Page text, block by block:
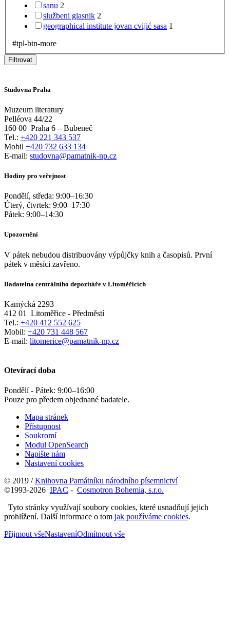
sanu 2
službeni glasnik 2
geographical institute jovan cvijić sasa 1
#tpl-btn-more
Filtrovat
Studovna Praha
Muzeum literatury
Pelléova 44/22
160 00 Praha 6 – Bubeneč
Tel.: +420 221 343 537
Mobil +420 732 633 134
E-mail: studovna@pamatnik-np.cz
Hodiny pro veřejnost
Pondělí, středa: 9:00–16:30
Úterý, čtvrtek: 9:00–17:30
Pátek: 9:00–14:30
Upozornění
V pátek nebudou distribuovány výpůjčky knih a časopisů. První
pátek v měsíci zavřeno.
Badatelna centrálního depozitáře v Litoměřicích
Kamýcká 2293
412 01
Litoměřice - Předměstí
Tel.: +420 412 552 625
Mobil: +420 731 448 567
E-mail: litomerice@pamatnik-np.cz
Otevírací doba
Pondělí - Pátek: 9:00–16:00
Pouze pro předem objednané badatele.
Mapa stránek
Přístupnost
Soukromí
Modul OpenSearch
Napište nám
Nastavení cookies
© 2019 /Knihovna Památníku národního písemnictví
©1993-2026 IPAC - Cosmotron Bohemia, s.r.o.
Tyto stránky využívají soubory cookies, které usnadňují jejich
prohlížení. Další informace o tom jak používáme cookies.
Přijmout všeNastaveníOdmítnout vše